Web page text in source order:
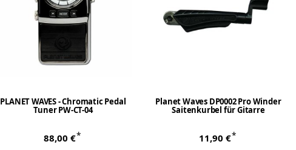
PLANET WAVES - Chromatic Pedal
Tuner PW-CT-04
88,00 €*
Planet Waves DP0002 Pro Winder
Saitenkurbel für Gitarre
11,90 €*